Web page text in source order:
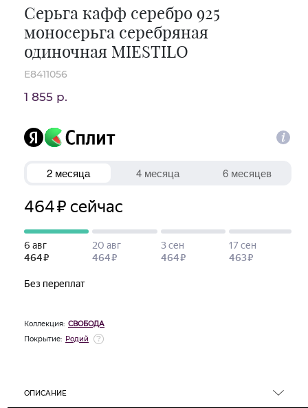
Серьга кафф серебро 925
моносерьга серебряная
одиночная MIESTILO
E8411056
1 855 р.
Коллекция: СВОБОДА
Покрытие: Родий
ОПИСАНИЕ